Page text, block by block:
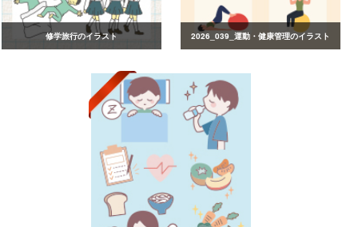
修学旅行のイラスト 2026_039_運動・健康管理のイラスト